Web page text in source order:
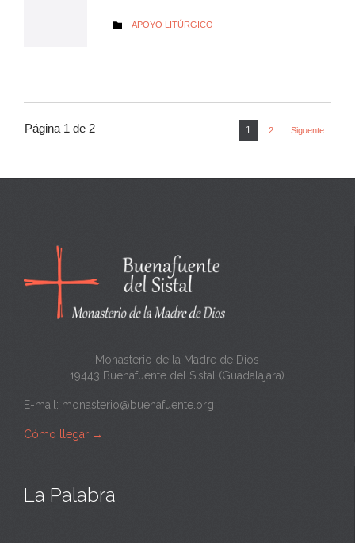
 AUTOR
APOYO LITÚRGICO
Página 1 de 2 1 2 Siguente
Monasterio de la Madre de Dios
19443 Buenafuente del Sistal (Guadalajara)
E-mail: monasterio@buenafuente.org
Cómo llegar →
La Palabra